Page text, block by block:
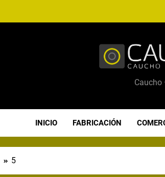
Caucho
INICIO FABRICACIÓN
5